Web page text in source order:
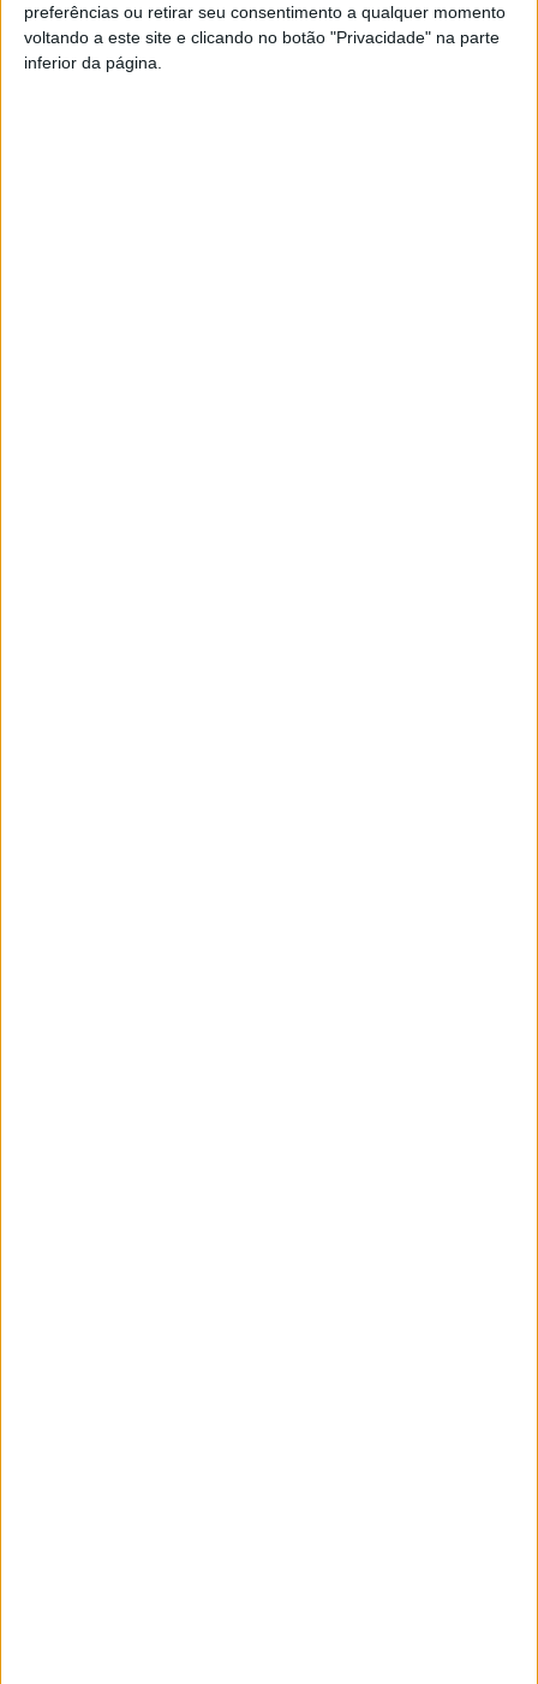
preferências ou retirar seu consentimento a qualquer momento
voltando a este site e clicando no botão "Privacidade" na parte
inferior da página.